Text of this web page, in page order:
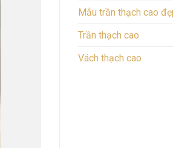
Mẫu trần thạch cao
Trần thạch cao
Vách thạch cao